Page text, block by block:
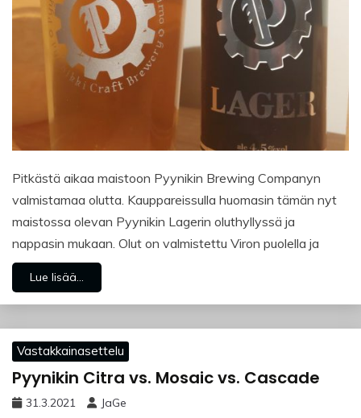
Pitkästä aikaa maistoon Pyynikin Brewing Companyn
valmistamaa olutta. Kauppareissulla huomasin tämän nyt
maistossa olevan Pyynikin Lagerin oluthyllyssä ja
nappasin mukaan. Olut on valmistettu Viron puolella ja
Lue lisää...
Vastakkainasettelu
Pyynikin Citra vs. Mosaic vs. Cascade
31.3.2021 JaGe